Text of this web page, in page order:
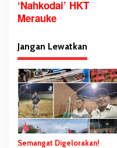
v
i
g
a
s
i
p
o
s
‘Nahkodai’ HKT
Merauke
Jangan Lewatkan
Semangat Digelorakan!